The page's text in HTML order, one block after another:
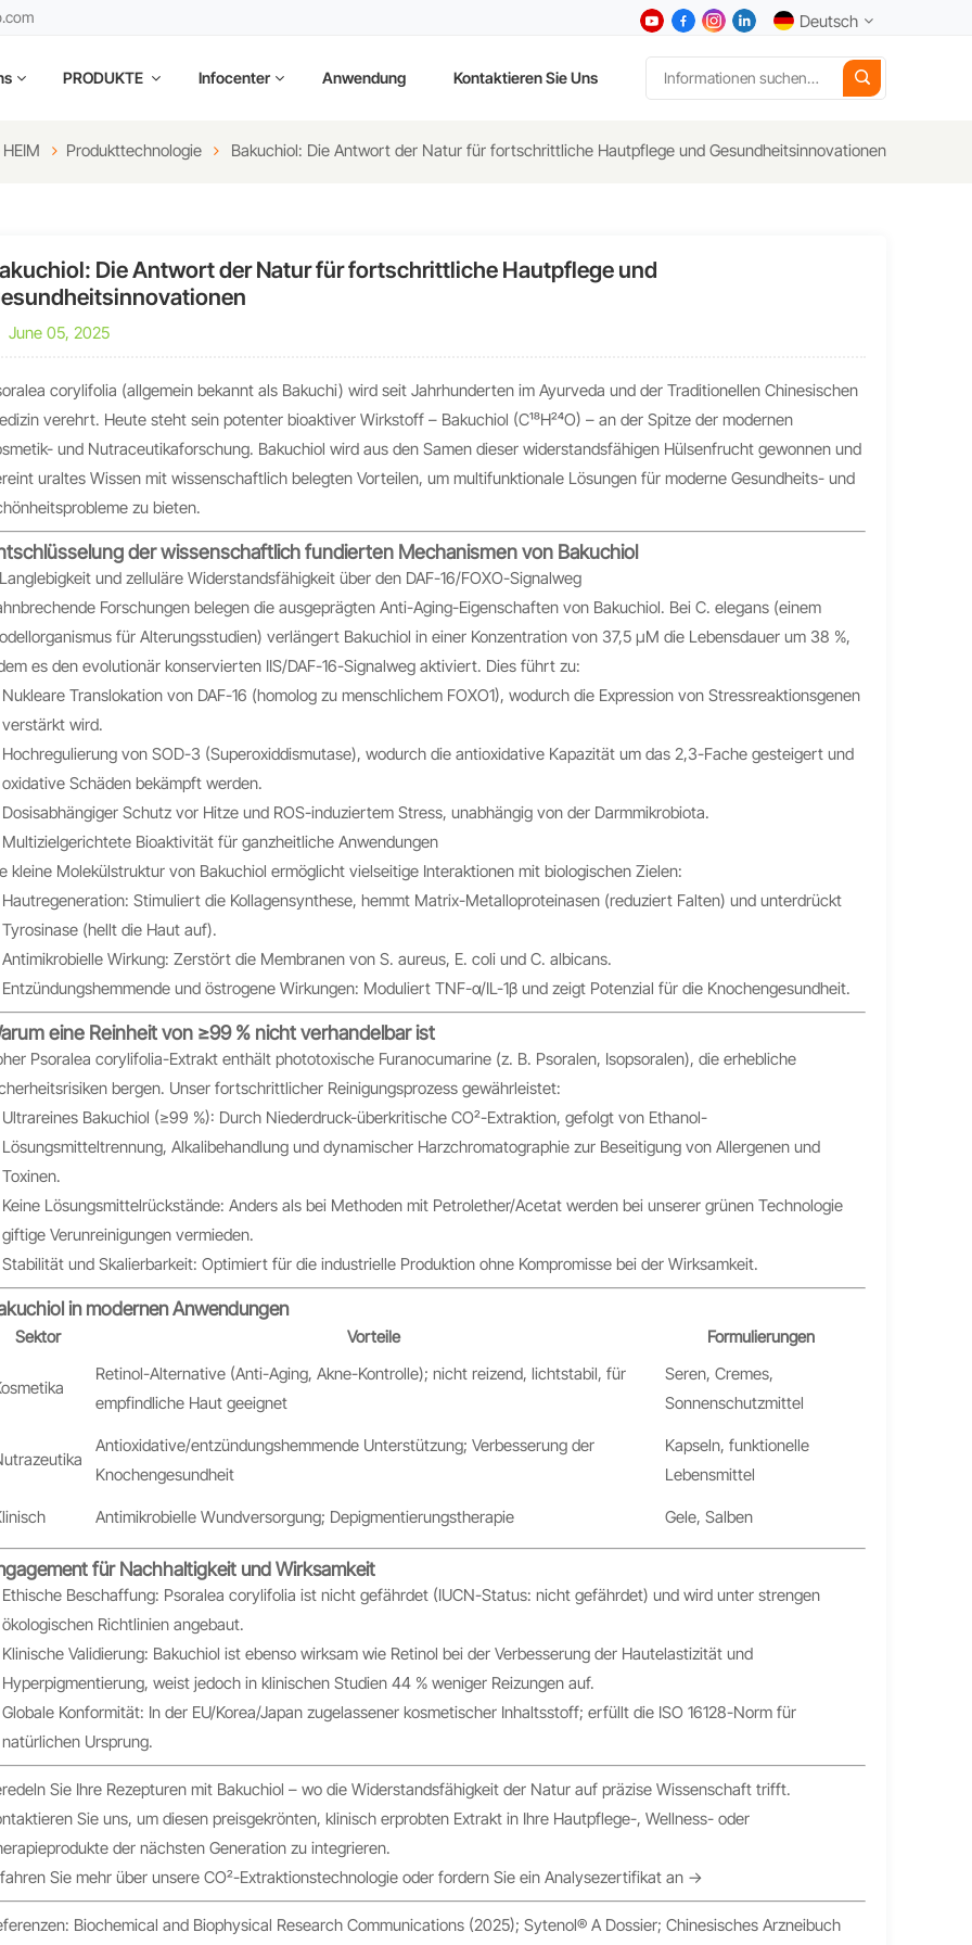
Deutsch
PRODUKTE Infocenter Anwendung Kontaktieren Sie Uns
HEIM Produkttechnologie Bakuchiol: Die Antwort der Natur für fortschrittliche Hautpflege und Gesundheitsinnovationen
Die Antwort der Natur für fortschrittliche Hautpflege und
June 05, 2025
corylifolia (allgemein bekannt als Bakuchi) wird seit Jahrhunderten im Ayurveda und der Traditionellen Chinesischen
verehrt. Heute steht sein potenter bioaktiver Wirkstoff – Bakuchiol (C₁₈H₂₄O) – an der Spitze der modernen
und Nutraceutikaforschung. Bakuchiol wird aus den Samen dieser widerstandsfähigen Hülsenfrucht gewonnen und
uraltes Wissen mit wissenschaftlich belegten Vorteilen, um multifunktionale Lösungen für moderne Gesundheits- und
zu bieten.
der wissenschaftlich fundierten Mechanismen von Bakuchiol
und zelluläre Widerstandsfähigkeit über den DAF-16/FOXO-Signalweg
Forschungen belegen die ausgeprägten Anti-Aging-Eigenschaften von Bakuchiol. Bei C. elegans (einem
für Alterungsstudien) verlängert Bakuchiol in einer Konzentration von 37,5 μM die Lebensdauer um 38 %,
es den evolutionär konservierten IIS/DAF-16-Signalweg aktiviert. Dies führt zu:
Nukleare Translokation von DAF-16 (homolog zu menschlichem FOXO1), wodurch die Expression von Stressreaktionsgenen
verstärkt wird.
Hochregulierung von SOD-3 (Superoxiddismutase), wodurch die antioxidative Kapazität um das 2,3-Fache gesteigert und
oxidative Schäden bekämpft werden.
Dosisabhängiger Schutz vor Hitze und ROS-induziertem Stress, unabhängig von der Darmmikrobiota.
Bioaktivität für ganzheitliche Anwendungen
kleine Molekülstruktur von Bakuchiol ermöglicht vielseitige Interaktionen mit biologischen Zielen:
Hautregeneration: Stimuliert die Kollagensynthese, hemmt Matrix-Metalloproteinasen (reduziert Falten) und unterdrückt
Tyrosinase (hellt die Haut auf).
Antimikrobielle Wirkung: Zerstört die Membranen von S. aureus, E. coli und C. albicans.
Entzündungshemmende und östrogene Wirkungen: Moduliert TNF-α/IL-1β und zeigt Potenzial für die Knochengesundheit.
eine Reinheit von ≥99 % nicht verhandelbar ist
Psoralea corylifolia-Extrakt enthält phototoxische Furanocumarine (z. B. Psoralen, Isopsoralen), die erhebliche
bergen. Unser fortschrittlicher Reinigungsprozess gewährleistet:
Ultrareines Bakuchiol (≥99 %): Durch Niederdruck-überkritische CO₂-Extraktion, gefolgt von Ethanol-
Lösungsmitteltrennung, Alkalibehandlung und dynamischer Harzchromatographie zur Beseitigung von Allergenen und
Toxinen.
Keine Lösungsmittelrückstände: Anders als bei Methoden mit Petrolether/Acetat werden bei unserer grünen Technologie
giftige Verunreinigungen vermieden.
Stabilität und Skalierbarkeit: Optimiert für die industrielle Produktion ohne Kompromisse bei der Wirksamkeit.
in modernen Anwendungen
Sektor Vorteile Formulierungen
Retinol-Alternative (Anti-Aging, Akne-Kontrolle); nicht reizend, lichtstabil, für
empfindliche Haut geeignet
Seren, Cremes,
Sonnenschutzmittel
Antioxidative/entzündungshemmende Unterstützung; Verbesserung der
Knochengesundheit
Kapseln, funktionelle
Lebensmittel
Antimikrobielle Wundversorgung; Depigmentierungstherapie Gele, Salben
für Nachhaltigkeit und Wirksamkeit
Ethische Beschaffung: Psoralea corylifolia ist nicht gefährdet (IUCN-Status: nicht gefährdet) und wird unter strengen
ökologischen Richtlinien angebaut.
Klinische Validierung: Bakuchiol ist ebenso wirksam wie Retinol bei der Verbesserung der Hautelastizität und
Hyperpigmentierung, weist jedoch in klinischen Studien 44 % weniger Reizungen auf.
Globale Konformität: In der EU/Korea/Japan zugelassener kosmetischer Inhaltsstoff; erfüllt die ISO 16128-Norm für
natürlichen Ursprung.
Sie Ihre Rezepturen mit Bakuchiol – wo die Widerstandsfähigkeit der Natur auf präzise Wissenschaft trifft.
Sie uns, um diesen preisgekrönten, klinisch erprobten Extrakt in Ihre Hautpflege-, Wellness- oder
der nächsten Generation zu integrieren.
Sie mehr über unsere CO₂-Extraktionstechnologie oder fordern Sie ein Analysezertifikat an →
Biochemical and Biophysical Research Communications (2025); Sytenol® A Dossier; Chinesisches Arzneibuch